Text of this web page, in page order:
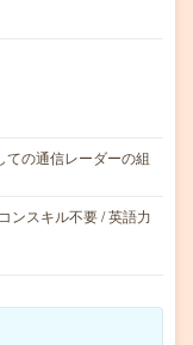
ての通信レーダーの組
ンスキル不要 / 英語力